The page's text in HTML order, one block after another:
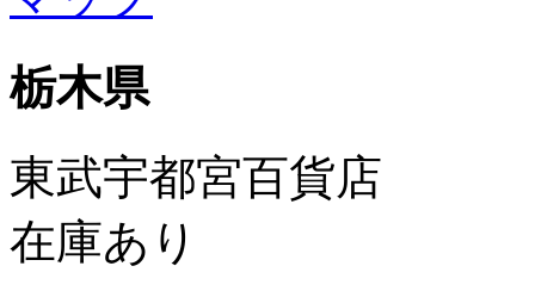
栃木県
東武宇都宮百貨店
在庫あり